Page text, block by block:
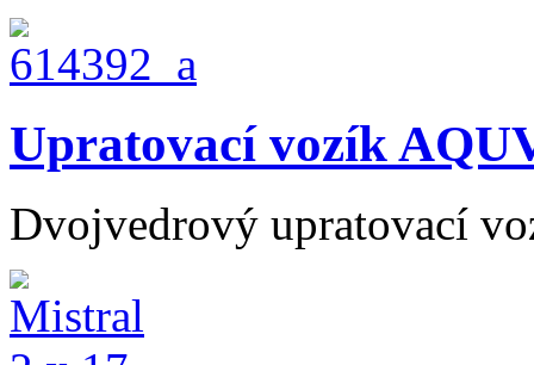
Upratovací vozík
Dvojvedrový upratovací